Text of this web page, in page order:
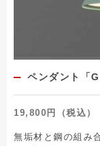
ペンダント「
19,800円（税込）
無垢材と鋼の組み